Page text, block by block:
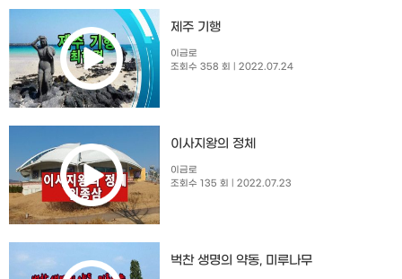
제주 기행
이금로
조회수 358 회
| 2022.07.24
이사지왕의 정체
이금로
조회수 135 회
| 2022.07.23
벅찬 생명의 약동, 미루나무